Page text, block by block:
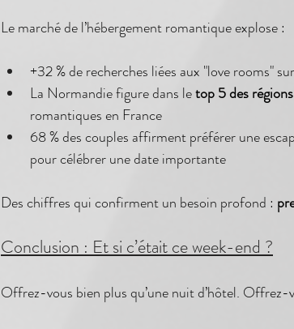
Le marché de l’hébergement romantique explose :
+32 % de recherches liées aux "love rooms"
La Normandie figure dans le top 5 des
romantiques en France
68 % des couples affirment préférer une
pour célébrer une date importante
Des chiffres qui confirment un besoin profond :
Conclusion : Et si c’était ce week-end ?
Offrez-vous bien plus qu’une nuit d’hôtel. Offrez-